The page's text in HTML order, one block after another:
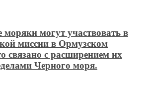
моряки могут участвовать в
миссии в Ормузском
связано с расширением их
Черного моря.